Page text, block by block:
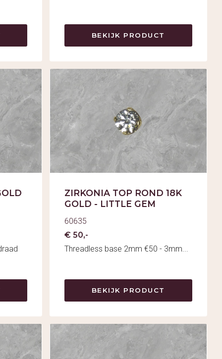
BEKIJK PRODUCT
ZIRKONIA TOP ROND 18K
GOLD - LITTLE GEM
60635
€ 50,-
Threadless base 2mm €50 - 3mm...
BEKIJK PRODUCT